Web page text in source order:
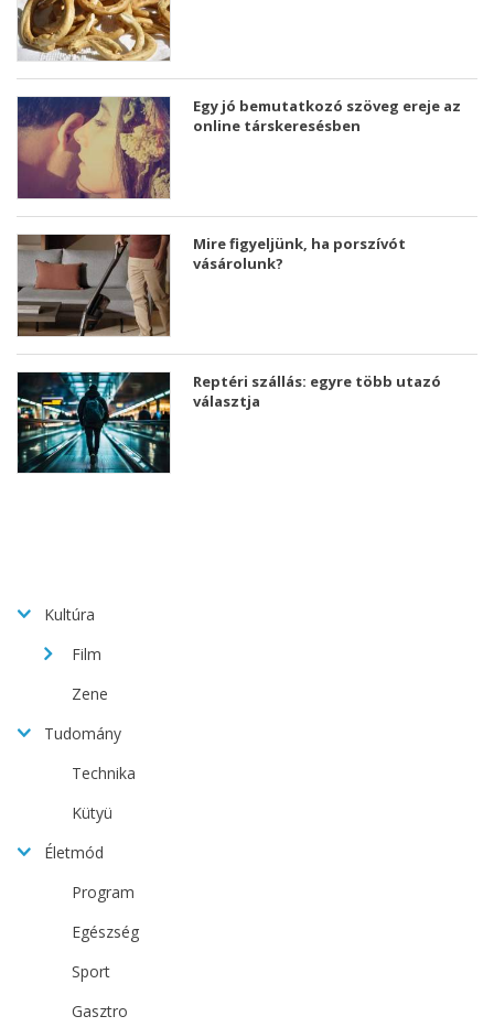
Egy jó bemutatkozó szöveg ereje az
online társkeresésben
Mire figyeljünk, ha porszívót
vásárolunk?
Reptéri szállás: egyre több utazó
választja
Kultúra
Film
Zene
Tudomány
Technika
Kütyü
Életmód
Program
Egészség
Sport
Gasztro